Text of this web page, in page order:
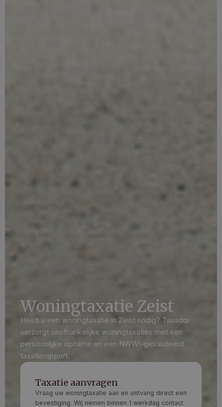
Woningtaxatie Zeist
Heeft u een woningtaxatie in Zeist nodig? Tasador
verzorgt onafhankelijke woningtaxaties met een
persoonlijke opname en een NWWI-gevalideerd
taxatierapport.
Taxatie aanvragen
Vraag uw woningtaxatie aan en ontvang direct een
bevestiging. Wij nemen binnen 1 werkdag contact